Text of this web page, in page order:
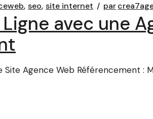
seo site internet par
avec une
Agence Web Référencement :